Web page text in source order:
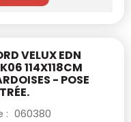
VELUX EDN
114X118CM
- POSE
: 060380